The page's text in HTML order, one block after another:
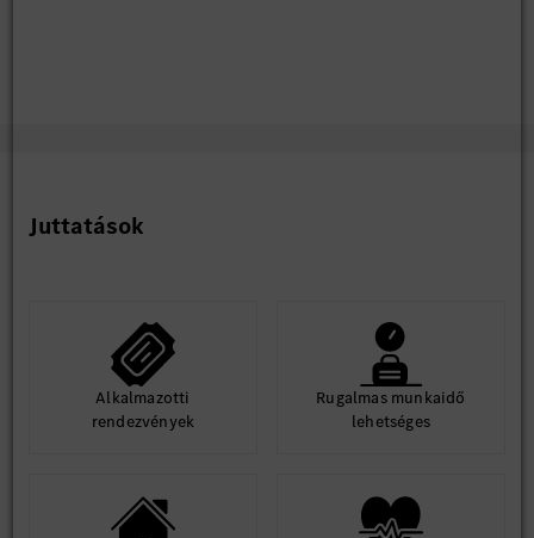
Juttatások
Alkalmazotti
rendezvények
Rugalmas munkaidő
lehetséges